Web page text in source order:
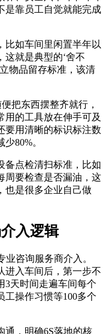
是靠员工自觉就能完成
比如车间里闲置半年以
这就是典型的‘舍不
物品留存标准，该清
把东西摆整齐就行，
用的工具放在伸手可及
要用清晰的标识标注数
80%。
备点检清扫标准，比如
周要检查是否漏油，这
也是很多企业自己做
入逻辑
咨询服务商介入。
进入车间后，第一步不
3天时间走遍车间每个
工操作习惯等100多个
通，明确6S落地的核